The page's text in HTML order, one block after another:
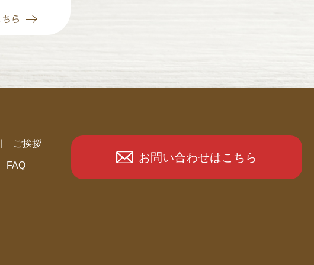
ご挨拶
FAQ
お問い合わせはこちら